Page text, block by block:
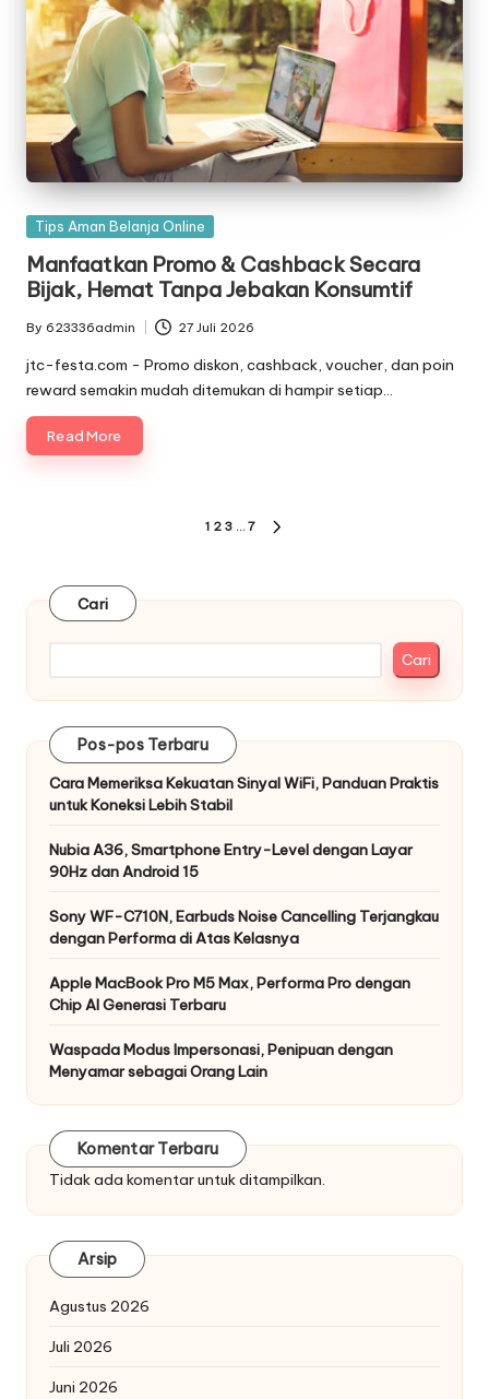
Posted
Tips Aman Belanja Online
Manfaatkan Promo & Cashback Secara
Bijak, Hemat Tanpa Jebakan Konsumtif
Posted
by
By 623336admin 27 Juli 2026
jtc-festa.com - Promo diskon, cashback, voucher, dan poin
reward semakin mudah ditemukan di hampir setiap…
Read More
1 2 3 … 7
Cari
Cari
Pos-pos Terbaru
Cara Memeriksa Kekuatan Sinyal WiFi, Panduan Praktis
untuk Koneksi Lebih Stabil
Nubia A36, Smartphone Entry-Level dengan Layar
90Hz dan Android 15
Sony WF-C710N, Earbuds Noise Cancelling Terjangkau
dengan Performa di Atas Kelasnya
Apple MacBook Pro M5 Max, Performa Pro dengan
Chip AI Generasi Terbaru
Waspada Modus Impersonasi, Penipuan dengan
Menyamar sebagai Orang Lain
Komentar Terbaru
Tidak ada komentar untuk ditampilkan.
Arsip
Agustus 2026
Juli 2026
Juni 2026